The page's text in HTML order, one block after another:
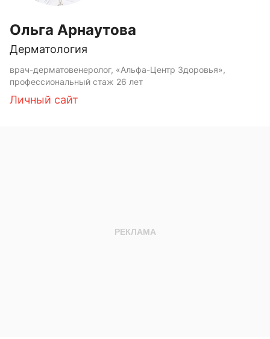
Ольга Арнаутова
Дерматология
врач-дерматовенеролог, «Альфа-Центр Здоровья»,
профессиональный стаж 26 лет
Личный сайт